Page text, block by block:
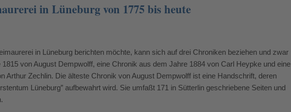
in Lüneburg von 1775 bis heute
in Lüneburg berichten möchte, kann sich auf drei Chroniken beziehen und zwar
von August Dempwolff, eine Chronik aus dem Jahre 1884 von Carl Heypke und eine
Arthur Zechlin. Die älteste Chronik von August Dempwolff ist eine Handschrift, deren
Lüneburg” aufbewahrt wird. Sie umfaßt 171 in Sütterlin geschriebene Seiten und